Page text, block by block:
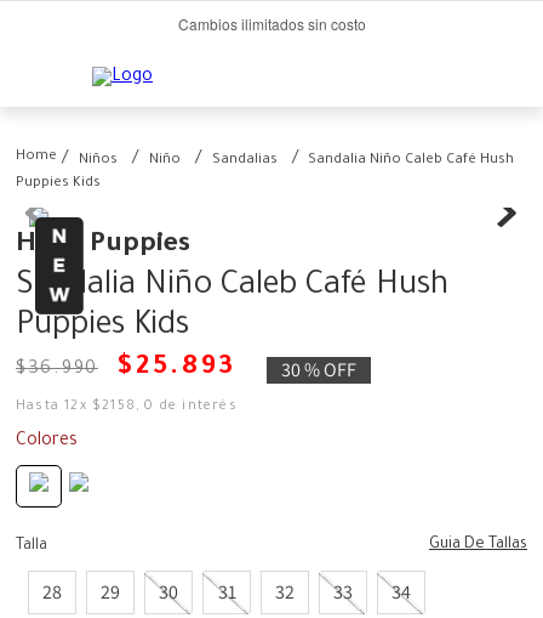
Cambios ilimitados sin costo
Niños Niño Sandalias
Sandalia Niño Caleb Café Hush
Puppies Kids
Hush Puppies
Sandalia Niño Caleb Café Hush
Puppies Kids
$36.990 $ 25 . 893 30 %OFF
Hasta12 x $2158 ,0 de interés
Colores
Talla Guia De Tallas
28 29 30 31 32 33 34